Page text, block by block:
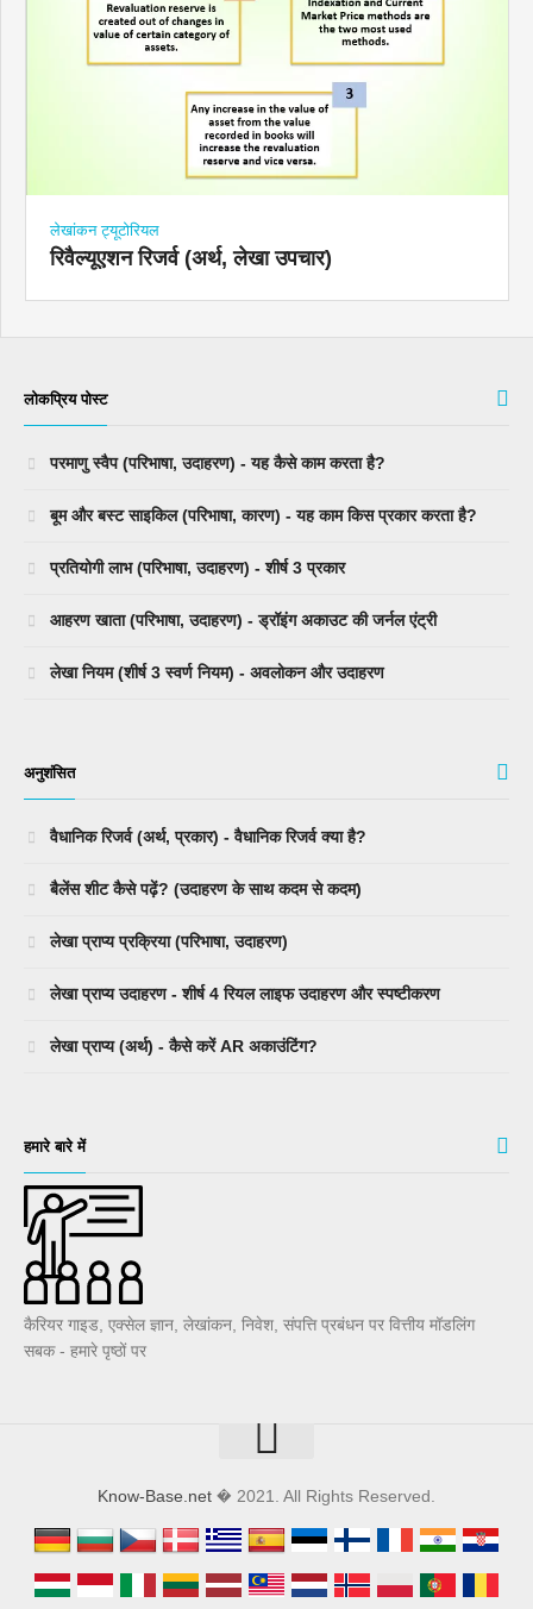
लेखांकन ट्यूटोरियल
रिवैल्यूएशन रिजर्व (अर्थ, लेखा उपचार)
लोकप्रिय पोस्ट
परमाणु स्वैप (परिभाषा, उदाहरण) - यह कैसे काम करता है?
बूम और बस्ट साइकिल (परिभाषा, कारण) - यह काम किस प्रकार करता है?
प्रतियोगी लाभ (परिभाषा, उदाहरण) - शीर्ष 3 प्रकार
आहरण खाता (परिभाषा, उदाहरण) - ड्रॉइंग अकाउट की जर्नल एंट्री
लेखा नियम (शीर्ष 3 स्वर्ण नियम) - अवलोकन और उदाहरण
अनुशंसित
वैधानिक रिजर्व (अर्थ, प्रकार) - वैधानिक रिजर्व क्या है?
बैलेंस शीट कैसे पढ़ें? (उदाहरण के साथ कदम से कदम)
लेखा प्राप्य प्रक्रिया (परिभाषा, उदाहरण)
लेखा प्राप्य उदाहरण - शीर्ष 4 रियल लाइफ उदाहरण और स्पष्टीकरण
लेखा प्राप्य (अर्थ) - कैसे करें AR अकाउंटिंग?
हमारे बारे में
कैरियर गाइड, एक्सेल ज्ञान, लेखांकन, निवेश, संपत्ति प्रबंधन पर वित्तीय मॉडलिंग
सबक - हमारे पृष्ठों पर
Know-Base.net � 2021. All Rights Reserved.